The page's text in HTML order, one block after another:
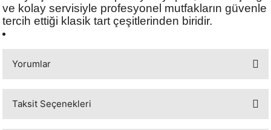
ve kolay servisiyle profesyonel mutfakların güvenle
tercih ettiği klasik tart çeşitlerinden biridir.
Yorumlar
Taksit Seçenekleri